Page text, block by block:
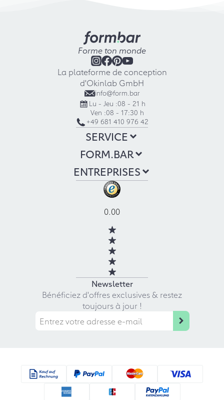
Forme ton monde
La plateforme de conception
d'Okinlab GmbH
info@form.bar
Lu - Jeu :08 - 21 h
Ven :08 - 17:30 h
+49 681 410 976 42
SERVICE
FORM.BAR
ENTREPRISES
0.00
Newsletter
Bénéficiez d'offres exclusives & restez
toujours à jour !